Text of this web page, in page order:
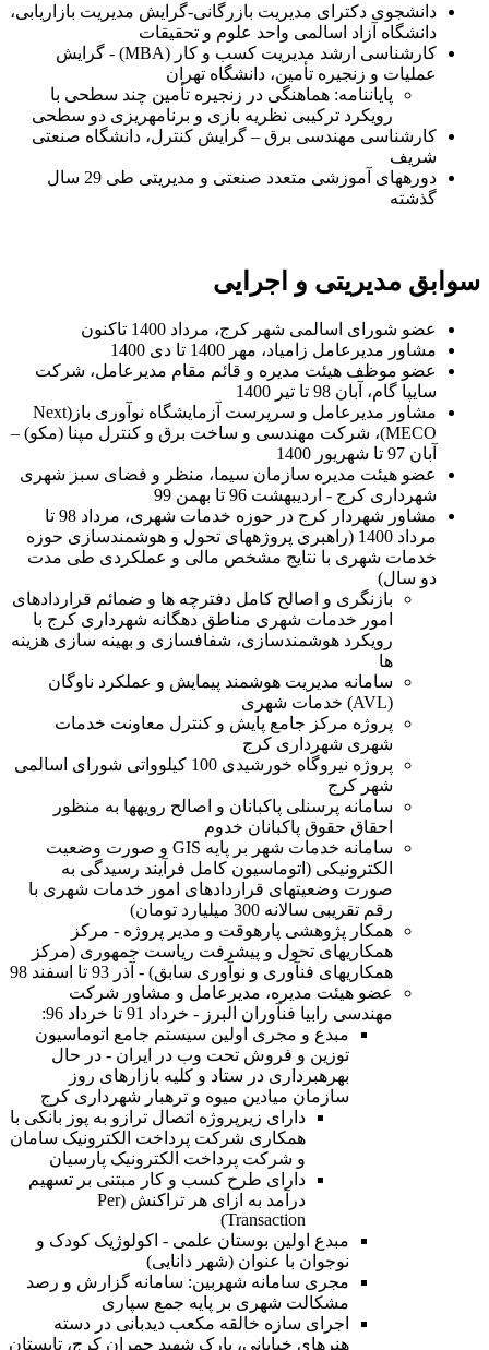
دانشجوی دکترای مدیریت بازرگانی-گرایش مدیریت بازاریابی،
دانشگاه آزاد اسالمی واحد علوم و تحقیقات
کارشناسی ارشد مدیریت کسب و کار (MBA) - گرایش
عملیات و زنجیره تأمین، دانشگاه تهران
پایاننامه: هماهنگی در زنجیره تأمین چند سطحی با
رویکرد ترکیبی نظریه بازی و برنامهریزی دو سطحی
کارشناسی مهندسی برق – گرایش کنترل، دانشگاه صنعتی
شریف
دورههای آموزشی متعدد صنعتی و مدیریتی طی 29 سال
گذشته
سوابق مدیریتی و اجرایی
عضو شورای اسالمی شهر کرج، مرداد 1400 تاکنون
مشاور مدیرعامل زامیاد، مهر 1400 تا دی 1400
عضو موظف هیئت مدیره و قائم مقام مدیرعامل، شرکت
سایپا گام، آبان 98 تا تیر 1400
مشاور مدیرعامل و سرپرست آزمایشگاه نوآوری باز(Next
MECO)، شرکت مهندسی و ساخت برق و کنترل مپنا (مکو) –
آبان 97 تا شهریور 1400
عضو هیئت مدیره سازمان سیما، منظر و فضای سبز شهری
شهرداری کرج - اردیبهشت 96 تا بهمن 99
مشاور شهردار کرج در حوزه خدمات شهری، مرداد 98 تا
مرداد 1400 (راهبری پروژههای تحول و هوشمندسازی حوزه
خدمات شهری با نتایج مشخص مالی و عملکردی طی مدت
دو سال)
بازنگری و اصالح کامل دفترچه ها و ضمائم قراردادهای
امور خدمات شهری مناطق دهگانه شهرداری کرج با
رویکرد هوشمندسازی، شفافسازی و بهینه سازی هزینه
ها
سامانه مدیریت هوشمند پیمایش و عملکرد ناوگان
(AVL) خدمات شهری
پروژه مرکز جامع پایش و کنترل معاونت خدمات
شهری شهرداری کرج
پروژه نیروگاه خورشیدی 100 کیلوواتی شورای اسالمی
شهر کرج
سامانه پرسنلی پاکبانان و اصالح رویهها به منظور
احقاق حقوق پاکبانان خدوم
سامانه خدمات شهر بر پایه GIS و صورت وضعیت
الکترونیکی (اتوماسیون کامل فرآیند رسیدگی به
صورت وضعیتهای قراردادهای امور خدمات شهری با
رقم تقریبی سالانه 300 میلیارد تومان)
همکار پژوهشی پارهوقت و مدیر پروژه - مرکز
همکاریهای تحول و پیشرفت ریاست جمهوری (مرکز
همکاریهای فنآوری و نوآوری سابق) - آذر 93 تا اسفند 98
عضو هیئت مدیره، مدیرعامل و مشاور شرکت
مهندسی رابیا فنآوران البرز - خرداد 91 تا خرداد 96:
مبدع و مجری اولین سیستم جامع اتوماسیون
توزین و فروش تحت وب در ایران - در حال
بهرهبرداری در ستاد و کلیه بازارهای روز
سازمان میادین میوه و ترهبار شهرداری کرج
دارای زیرپروژه اتصال ترازو به پوز بانکی با
همکاری شرکت پرداخت الکترونیک سامان
و شرکت پرداخت الکترونیک پارسیان
دارای طرح کسب و کار مبتنی بر تسهیم
درآمد به ازای هر تراکنش (Per
Transaction)
مبدع اولین بوستان علمی - اکولوژیک کودک و
نوجوان با عنوان (شهر دانایی)
مجری سامانه شهربین: سامانه گزارش و رصد
مشکالت شهری بر پایه جمع سپاری
اجرای سازه خالقه مکعب دیدبانی در دسته
هنرهای خیابانی، پارک شهید چمران کرج، تابستان